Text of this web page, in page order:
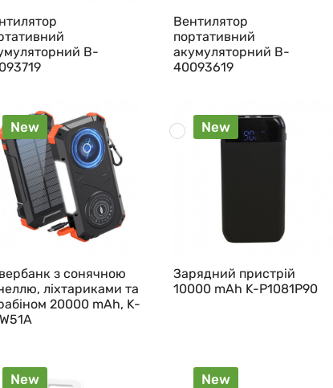
B-
Вентилятор
портативний
акумуляторний B-
40093619
New
з сонячною
ліхтариками та
20000 mAh, K-
New
Зарядний пристрій
10000 mAh K-P1081P90
New New